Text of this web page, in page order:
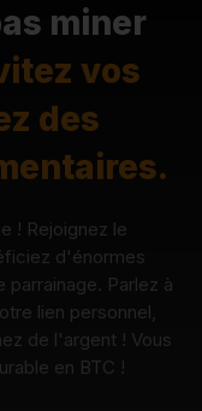
miner
vos
des
! Rejoignez le
d'énormes
Parlez à
lien personnel,
de l'argent ! Vous
en BTC !